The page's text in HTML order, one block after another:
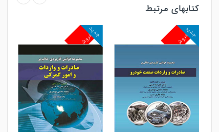
کتابهای مرتبط
پرفروش
جدید پرفروش
جدید